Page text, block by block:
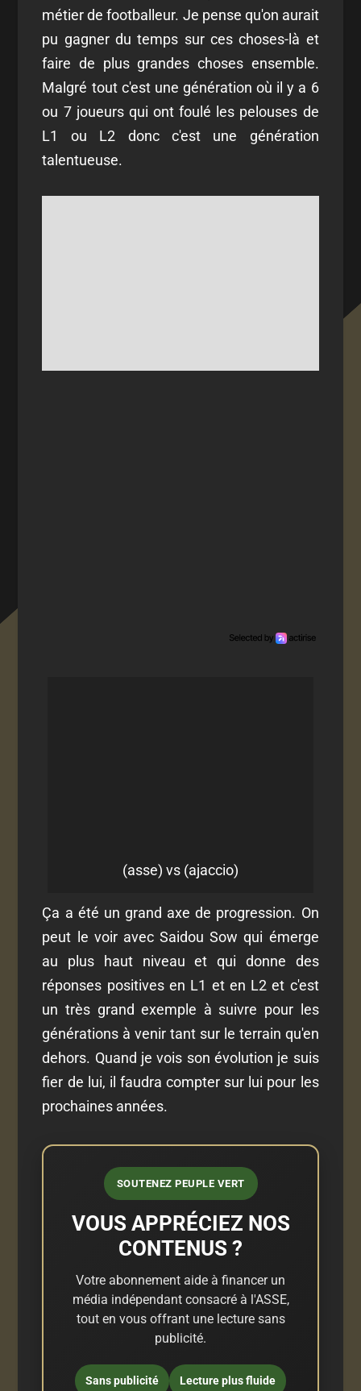
métier de footballeur. Je pense qu'on aurait
pu gagner du temps sur ces choses-là et
faire de plus grandes choses ensemble.
Malgré tout c'est une génération où il y a 6
ou 7 joueurs qui ont foulé les pelouses de
L1 ou L2 donc c'est une génération
talentueuse.
(asse) vs (ajaccio)
Ça a été un grand axe de progression. On
peut le voir avec Saidou Sow qui émerge
au plus haut niveau et qui donne des
réponses positives en L1 et en L2 et c'est
un très grand exemple à suivre pour les
générations à venir tant sur le terrain qu'en
dehors. Quand je vois son évolution je suis
fier de lui, il faudra compter sur lui pour les
prochaines années.
SOUTENEZ PEUPLE VERT
VOUS APPRÉCIEZ NOS
CONTENUS ?
Votre abonnement aide à financer un
média indépendant consacré à l'ASSE,
tout en vous offrant une lecture sans
publicité.
Sans publicité Lecture plus fluide